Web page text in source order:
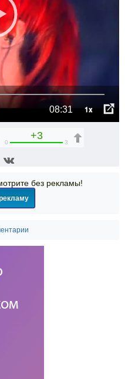
08:31 1x
+3
0 3
без рекламы!